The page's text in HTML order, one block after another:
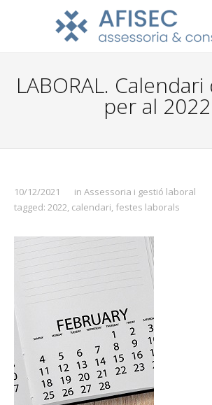
LABORAL.
per al 2022
10/12/2021 in Assessoria i gestió laboral
tagged: 2022, calendari, festes laborals